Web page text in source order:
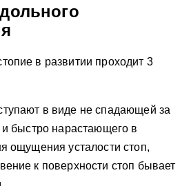
в развитии проходит 3
в виде не спадающей за
и быстро нарастающего в
ощущения усталости стоп,
к поверхности стоп бывает